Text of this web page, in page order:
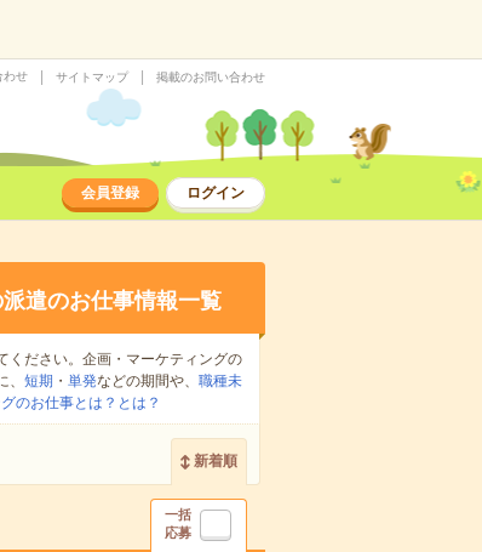
わせ サイトマップ 掲載のお問い合わせ
会員登録 ログイン
遣のお仕事情報一覧
ください。企画・マーケティングの
短期 ・ 単発などの期間や、 職種未
のお仕事とは？とは？
新着順
一括
応募